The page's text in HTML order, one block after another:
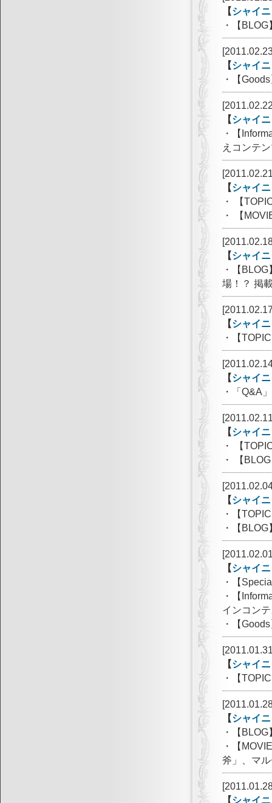
【シャイ
・【
【シャイ
・【
【シャイ
・【
えコンテ
【シャイ
・ 【
・ 【
【シャイ
・【
場！？ 掲
【シャイ
・【
【シャイ
・「Q&A
【シャイ
・ 【
・ 【
【シャイ
・【
・【
【シャイ
・【
・【
インコン
・【
【シャイ
・【
【シャイ
・【
・【
斧」、マ
【シャイ